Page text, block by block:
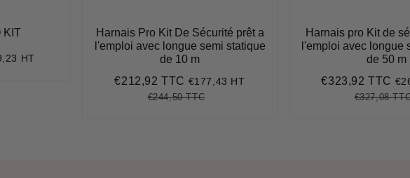
KIT
HT
Harnais Pro Kit De Sécurité prêt a
l'emploi avec longue semi statique
de 10 m
Prix
€212,92 TTC €212,92
€177,43 HT
Prix
€244,50 TTC€244,50
Harnais pro Kit de
l'emploi avec longue
de 50 m
Prix
€323,92 TTC
Prix
€327,08